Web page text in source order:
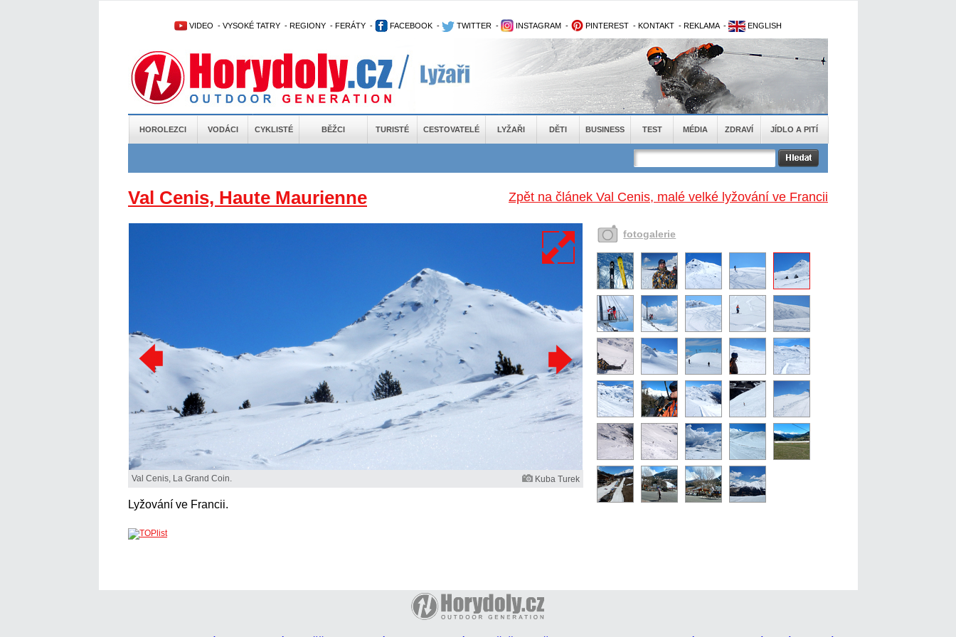
VIDEO - VYSOKÉ TATRY - REGIONY - FERÁTY - FACEBOOK - TWITTER - INSTAGRAM - PINTEREST - KONTAKT - REKLAMA - ENGLISH
HOROLEZCI VODÁCI CYKLISTÉ BĚŽCI TURISTÉ CESTOVATELÉ LYŽAŘI DĚTI BUSINESS TEST MÉDIA ZDRAVÍ JÍDLO A PITÍ
Zpět na článek Val Cenis, malé velké lyžování ve Francii
Val Cenis, Haute Maurienne
Val Cenis, La Grand Coin. Kuba Turek
Lyžování ve Francii.
fotogalerie